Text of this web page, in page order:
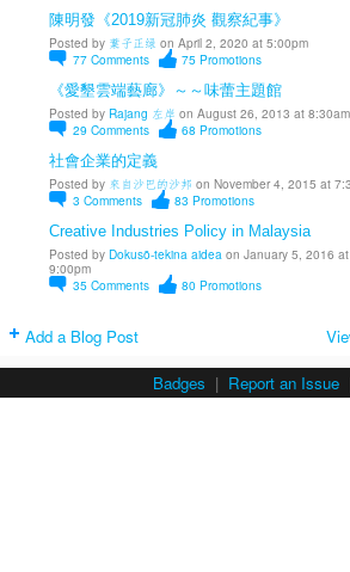
陳明發《2019新冠肺炎 觀察紀事》
Posted by 葉子正绿 on April 2, 2020 at 5:00pm
77 Comments 75 Promotions
《愛墾雲端藝廊》～～味蕾主題館
Posted by Rajang 左岸 on August 26, 2013 at 8:30am
29 Comments 68 Promotions
社會企業的定義
Posted by 來自沙巴的沙邦 on November 4, 2015 at
3 Comments 83 Promotions
Creative Industries Policy in Malaysia
Posted by Dokusō-tekina aideaon January 5, 2016 at
9:00pm
35 Comments 80 Promotions
Add a Blog Post
Badges | Report an Issue